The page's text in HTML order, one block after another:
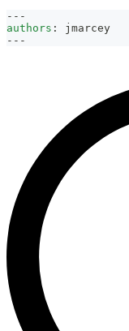
---
authors :
jmarcey
---